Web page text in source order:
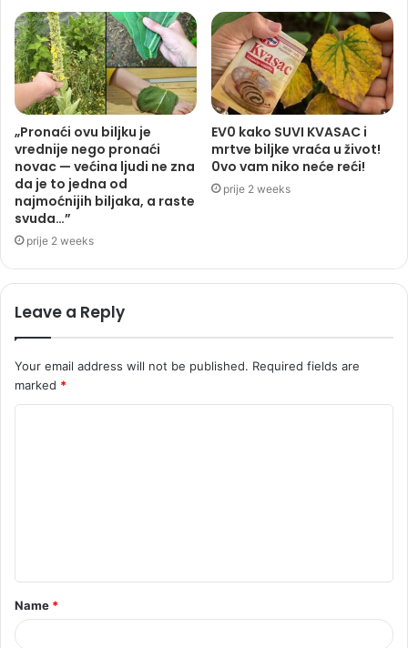
„Pronaći ovu biljku je
vrednije nego pronaći
novac — većina ljudi ne zna
da je to jedna od
najmoćnijih biljaka, a raste
svuda…”
prije 2 weeks
EV0 kako SUVI KVASAC i
mrtve biljke vraća u život!
0vo vam niko neće reći!
prije 2 weeks
Leave a Reply
Your email address will not be published. Required fields are
marked *
t
*
Name *